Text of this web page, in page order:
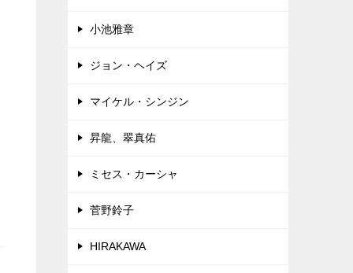
小池雅章
ジョン・ヘイズ
マイケル・シンジン
昇龍、翠真佑
ミセス・カーシャ
菅野鈴子
HIRAKAWA